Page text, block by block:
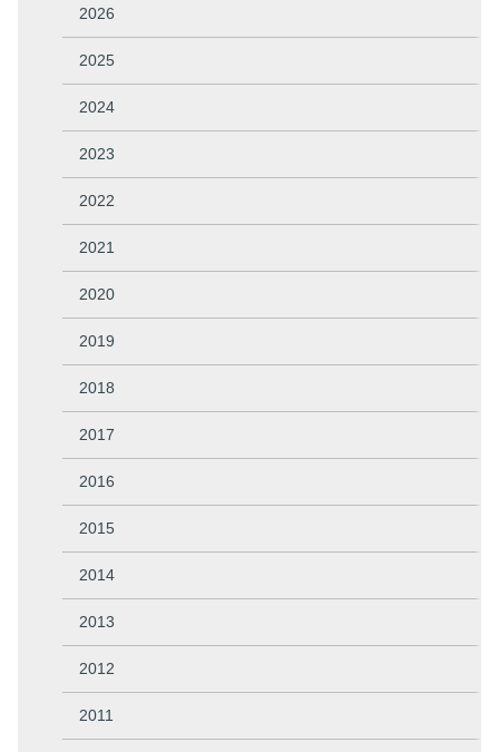
2026
2025
2024
2023
2022
2021
2020
2019
2018
2017
2016
2015
2014
2013
2012
2011